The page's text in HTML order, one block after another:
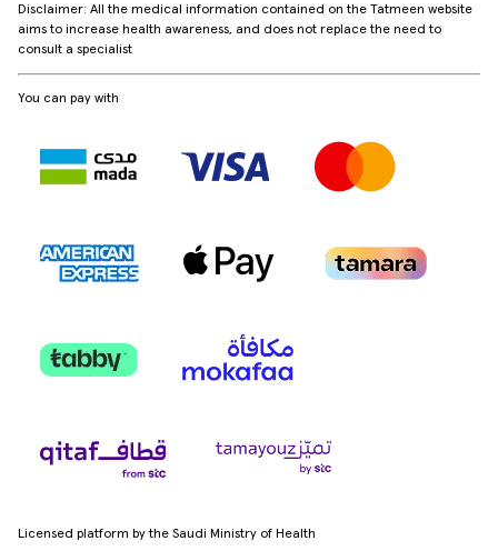
Disclaimer: All the medical information contained on the Tatmeen website
aims to increase health awareness, and does not replace the need to
consult a specialist
You can pay with
Licensed platform by the Saudi Ministry of Health